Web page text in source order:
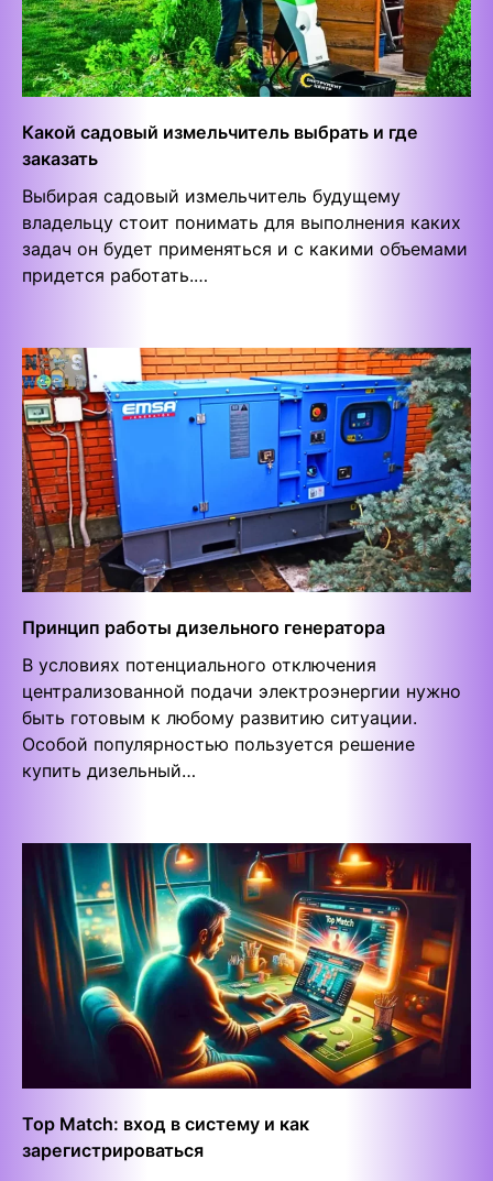
Какой садовый измельчитель выбрать и где
заказать
Выбирая садовый измельчитель будущему
владельцу стоит понимать для выполнения каких
задач он будет применяться и с какими объемами
придется работать.…
Принцип работы дизельного генератора
В условиях потенциального отключения
централизованной подачи электроэнергии нужно
быть готовым к любому развитию ситуации.
Особой популярностью пользуется решение
купить дизельный…
Top Match: вход в систему и как
зарегистрироваться